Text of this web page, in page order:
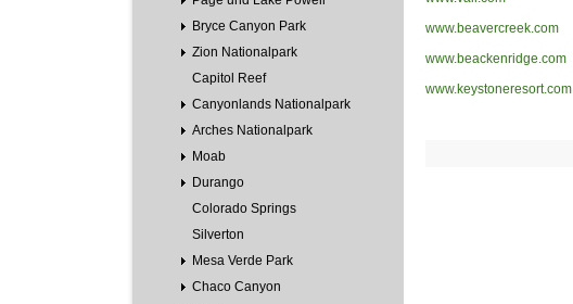
Bryce Canyon Park
Zion Nationalpark
Capitol Reef
Canyonlands Nationalpark
Arches Nationalpark
Moab
Durango
Colorado Springs
Silverton
Mesa Verde Park
Chaco Canyon
www.beavercreek.com
www.beackenridge.com
www.keystoneresort.com